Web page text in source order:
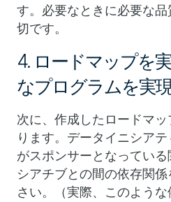
す。必要なときに必要な
切です。
4. ロードマップを
なプログラムを実
次に、作成したロードマ
ります。データイニシア
がスポンサーとなってい
シアチブとの間の依存関
さい。（実際、このよう